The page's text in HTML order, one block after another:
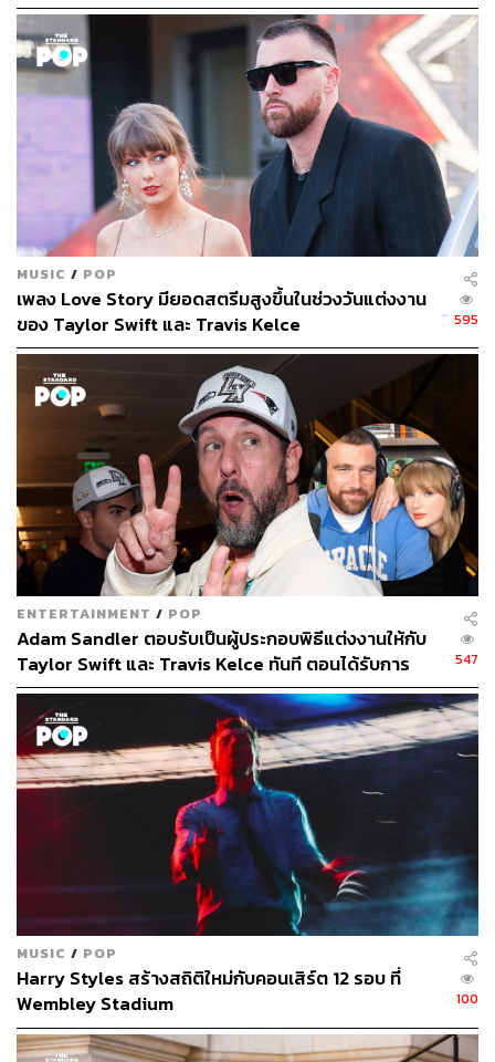
MUSIC / POP
เพลง Love Story มียอดสตรีมสูงขึ้นในช่วงวันแต่งงาน
ของ Taylor Swift และ Travis Kelce
595
ENTERTAINMENT / POP
Adam Sandler ตอบรับเป็นผู้ประกอบพิธีแต่งงานให้กับ
Taylor Swift และ Travis Kelce ทันที ตอนได้รับการ
ติดต่อ
547
MUSIC / POP
Harry Styles สร้างสถิติใหม่กับคอนเสิร์ต 12 รอบ ที่
Wembley Stadium
100